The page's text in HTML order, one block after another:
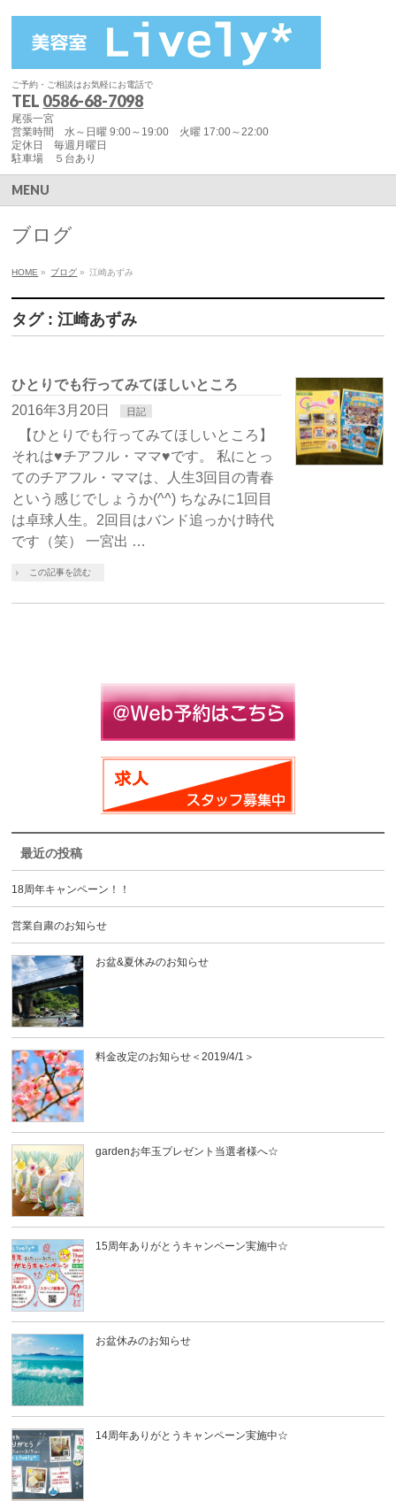
ご予約・ご相談はお気軽にお電話で
TEL 0586-68-7098
尾張一宮
営業時間 水～日曜 9:00～19:00 火曜 17:00～22:00
定休日 毎週月曜日
駐車場 ５台あり
MENU
ブログ
HOME » ブログ » 江崎あずみ
タグ : 江崎あずみ
ひとりでも行ってみてほしいところ
2016年3月20日
日記
【ひとりでも行ってみてほしいところ】
それは♥チアフル・ママ♥です。 私にとっ
てのチアフル・ママは、人生3回目の青春
という感じでしょうか(^^) ちなみに1回目
は卓球人生。2回目はバンド追っかけ時代
です（笑） 一宮出 …
この記事を読む
最近の投稿
18周年キャンペーン！！
営業自粛のお知らせ
お盆&夏休みのお知らせ
料金改定のお知らせ＜2019/4/1＞
gardenお年玉プレゼント当選者様へ☆
15周年ありがとうキャンペーン実施中☆
お盆休みのお知らせ
14周年ありがとうキャンペーン実施中☆